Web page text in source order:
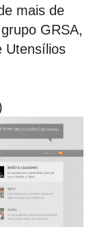
mais de
GRSA,
Utensílios